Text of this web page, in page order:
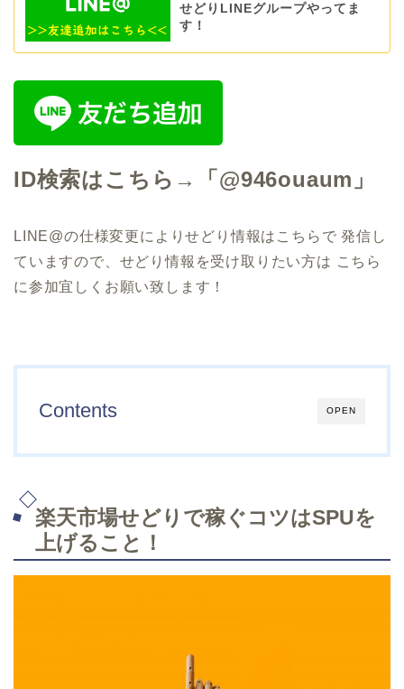
せどりLINEグループやってま
す！
ID検索はこちら→「@946ouaum」
LINE@の仕様変更によりせどり情報はこちらで 発信し
ていますので、せどり情報を受け取りたい方は こちら
に参加宜しくお願い致します！
OPEN
Contents
楽天市場せどりで稼ぐコツはSPUを
上げること！